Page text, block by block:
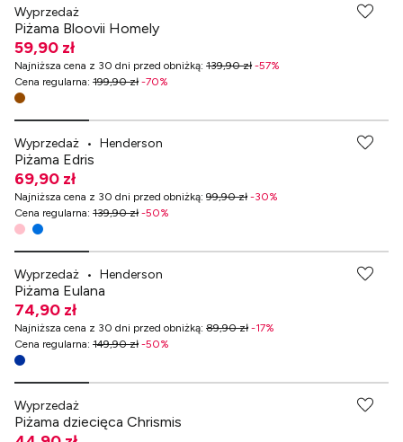
Wyprzedaż
Piżama Bloovii Homely
59,90 zł
Najniższa cena z 30 dni przed obniżką: 139,90 zł -57%
Cena regularna: 199,90 zł -70%
Wyprzedaż • Henderson
Piżama Edris
69,90 zł
Najniższa cena z 30 dni przed obniżką: 99,90 zł -30%
Cena regularna: 139,90 zł -50%
Wyprzedaż • Henderson
Piżama Eulana
74,90 zł
Najniższa cena z 30 dni przed obniżką: 89,90 zł -17%
Cena regularna: 149,90 zł -50%
Wyprzedaż
Piżama dziecięca Chrismis